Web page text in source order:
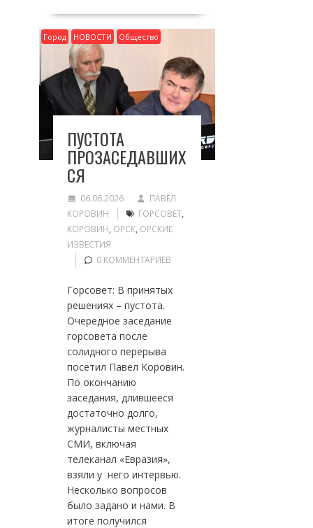
Город НОВОСТИ Общество
ПУСТОТА
ПРОЗАСЕДАВШИХ
СЯ
06.06.2026
ПАВЕЛ
КОРОВИН
ГОРСОВЕТ,
КОРОВИН, ОРСК, ОРСКИЕ
ИЗВЕСТИЯ
0 КОММЕНТАРИЕВ
Горсовет: В принятых
решениях – пустота.
Очередное заседание
горсовета после
солидного перерыва
посетил Павел Коровин.
По окончанию
заседания, длившееся
достаточно долго,
журналисты местных
СМИ, включая
телеканал «Евразия»,
взяли у него интервью.
Несколько вопросов
было задано и нами. В
итоге получился